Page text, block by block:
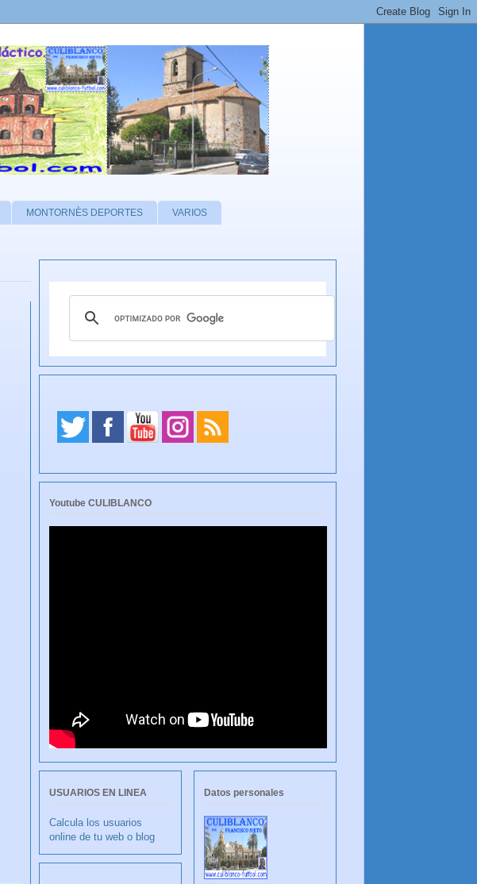
MONTORNÈS DEPORTES VARIOS
Youtube CULIBLANCO
USUARIOS EN LINEA
Calcula los usuarios
online de tu web o blog
Datos personales